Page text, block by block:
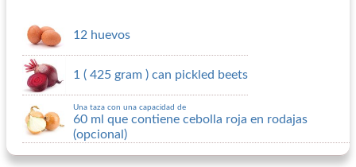
12 huevos
1 ( 425 gram ) can pickled beets
Una taza con una capacidad de
60 ml que contiene cebolla roja en rodajas
(opcional)